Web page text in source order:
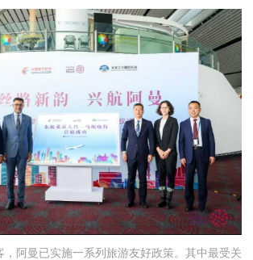
，阿曼已实施一系列旅游友好政策。其中最受关